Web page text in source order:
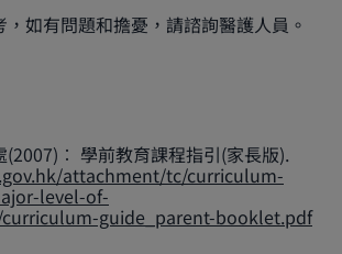
如有問題和擔憂，請諮詢醫護人員。
學前教育課程指引(家長版).
attachment/tc/curriculum-
level-of-
guide_parent-booklet.pdf